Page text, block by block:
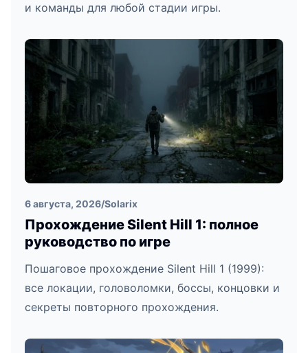
и команды для любой стадии игры.
6 августа, 2026/Solarix
Прохождение Silent Hill 1: полное
руководство по игре
Пошаговое прохождение Silent Hill 1 (1999):
все локации, головоломки, боссы, концовки и
секреты повторного прохождения.